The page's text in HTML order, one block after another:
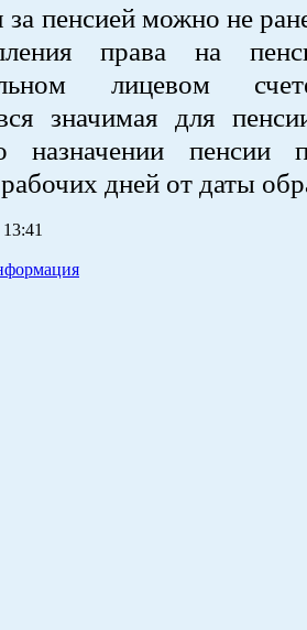
за пенсией можно не
права на
лицевом
значимая для
назначении пенсии
дней от даты
13:41